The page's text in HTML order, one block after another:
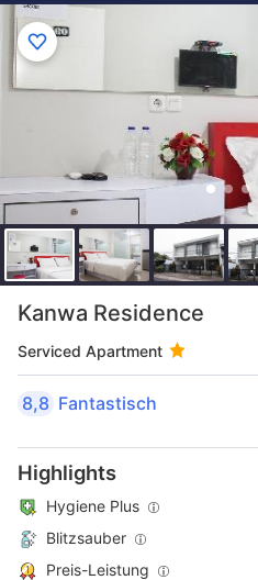
Kanwa Residence
Serviced Apartment
8,8 Fantastisch
Highlights
Hygiene Plus
Blitzsauber
Preis-Leistung